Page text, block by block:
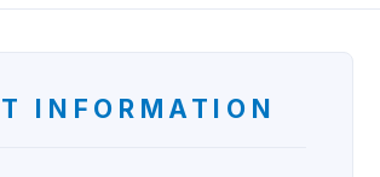
INFORMATION